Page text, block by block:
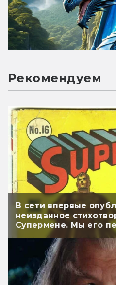
Рекомендуем
В сети впервые
неизданное
Супермене. Мы его